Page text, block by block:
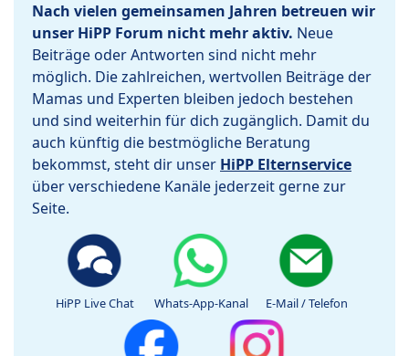
Nach vielen gemeinsamen Jahren betreuen wir
unser HiPP Forum nicht mehr aktiv. Neue
Beiträge oder Antworten sind nicht mehr
möglich. Die zahlreichen, wertvollen Beiträge der
Mamas und Experten bleiben jedoch bestehen
und sind weiterhin für dich zugänglich. Damit du
auch künftig die bestmögliche Beratung
bekommst, steht dir unser HiPP Elternservice
über verschiedene Kanäle jederzeit gerne zur
Seite.
HiPP Live Chat Whats-App-Kanal E-Mail / Telefon